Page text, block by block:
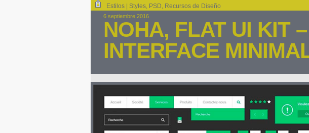
Estilos | Styles, PSD, Recursos de Diseño
6 septiembre 2016
NOHA, FLAT UI KIT
INTERFACE